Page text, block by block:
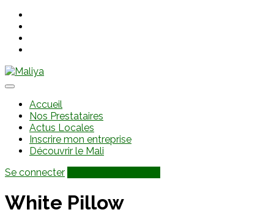
Accueil
Nos Prestataires
Actus Locales
Inscrire mon entreprise
Découvrir le Mali
Se connecter
White Pillow